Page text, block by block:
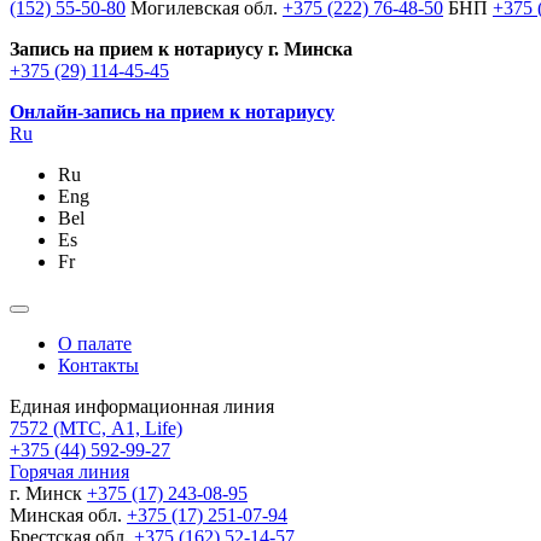
(152) 55-50-80 Могилевская обл. +375 (222) 76-48-50 БНП +375
Запись на прием к нотариусу г. Минска
+375 (29) 114-45-45
Онлайн-запись на прием к нотариусу
Ru
Ru
Eng
Bel
Es
Fr
О палате
Контакты
Единая информационная линия
7572 (МТС, A1, Life)
+375 (44) 592-99-27
Горячая линия
г. Минск +375 (17) 243-08-95
Минская обл. +375 (17) 251-07-94
Брестская обл. +375 (162) 52-14-57